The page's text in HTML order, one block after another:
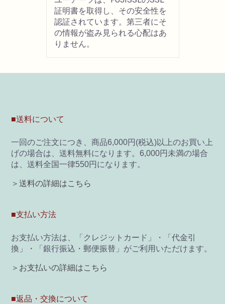
証明書を取得し、その安全性を
認証されています。第三者にそ
の情報が盗み見られる心配はあ
りません。
■送料について
一回のご注文につき、商品6,000円(税込)以上のお買い上
げの場合は、送料無料になります。6,000円未満の場合
は、送料全国一律550円になります。
＞送料の詳細はこちら
■支払い方法
お支払い方法は、「クレジットカード」・「代金引
換」・「銀行振込・郵便振替」がご利用いただけます。
＞お支払いの詳細はこちら
■返品・交換について